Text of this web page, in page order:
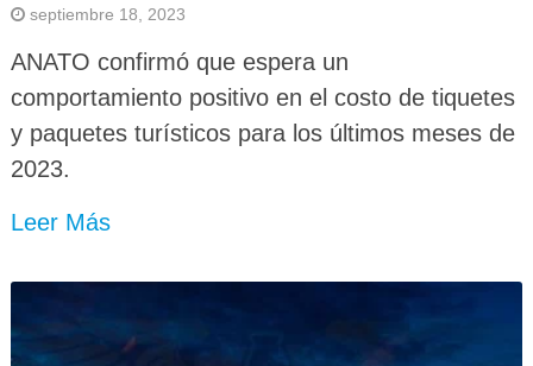
septiembre 18, 2023
ANATO confirmó que espera un
comportamiento positivo en el costo de tiquetes
y paquetes turísticos para los últimos meses de
2023.
Leer Más